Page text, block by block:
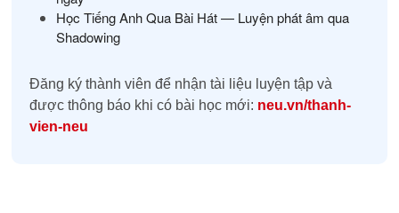
Học Tiếng Anh Qua Bài Hát — Luyện phát âm qua
Shadowing
Đăng ký thành viên để nhận tài liệu luyện tập và
được thông báo khi có bài học mới: neu.vn/thanh-
vien-neu